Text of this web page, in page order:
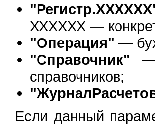
ХХХХХХ —
"Операция" —
"Справочник" —
справочников;
Если данный